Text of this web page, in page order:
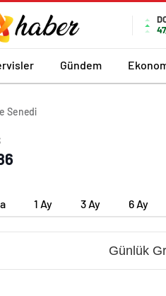
Gündem
Senedi
1 Ay 3 Ay 6 Ay
Günlük